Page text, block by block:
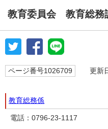
教育委員会 教育総務
ページ番号1026709 更新
教育総務係
電話：0796-23-1117